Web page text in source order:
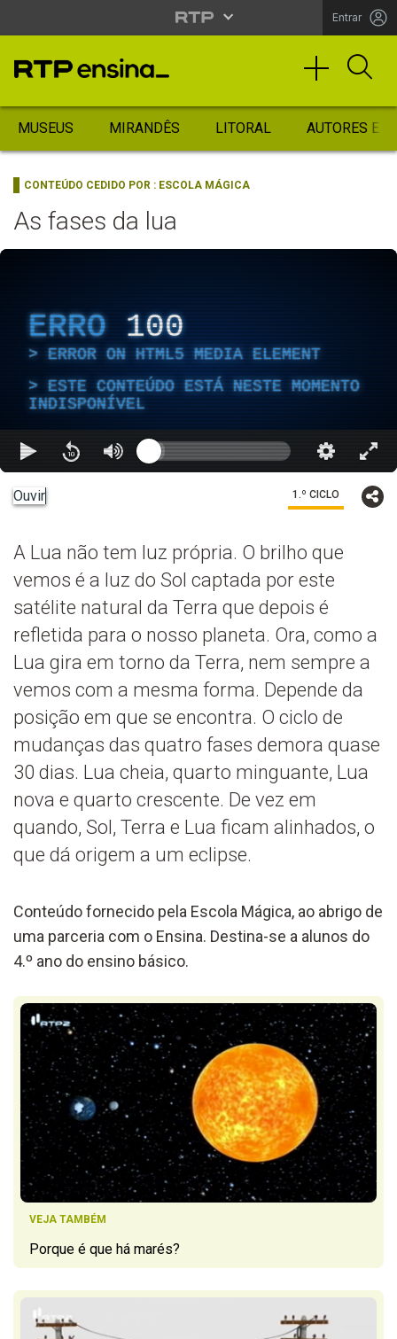
Entrar
MUSEUS MIRANDÊS LITORAL AUTORES
CONTEÚDO CEDIDO POR : ESCOLA MÁGICA
As fases da lua
ERRO 100
ERROR ON HTML5 MEDIA ELEMENT
ESTE CONTEÚDO ESTÁ NESTE MOMENTO
INDISPONÍVEL
Ouvir 1.º CICLO
A Lua não tem luz própria. O brilho que
vemos é a luz do Sol captada por este
satélite natural da Terra que depois é
refletida para o nosso planeta. Ora, como a
Lua gira em torno da Terra, nem sempre a
vemos com a mesma forma. Depende da
posição em que se encontra. O ciclo de
mudanças das quatro fases demora quase
30 dias. Lua cheia, quarto minguante, Lua
nova e quarto crescente. De vez em
quando, Sol, Terra e Lua ficam alinhados, o
que dá origem a um eclipse.
Conteúdo fornecido pela Escola Mágica, ao abrigo de
uma parceria com o Ensina. Destina-se a alunos do
4.º ano do ensino básico.
VEJA TAMBÉM
Porque é que há marés?